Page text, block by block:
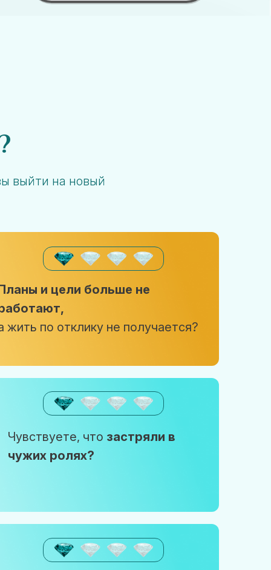
выйти на новый
и цели больше не
жить по отклику не получается?
Чувствуете, что застряли в
чужих ролях?